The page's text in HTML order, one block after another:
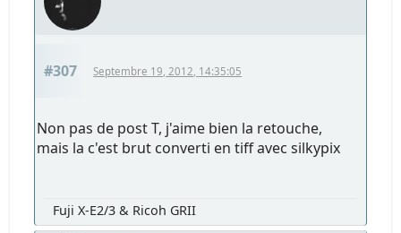
#307 Septembre 19, 2012, 14:35:05
Non pas de post T, j'aime bien la retouche,
mais la c'est brut converti en tiff avec silkypix
Fuji X-E2/3 & Ricoh GRII